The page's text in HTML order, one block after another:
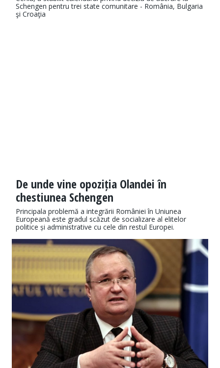
Schengen pentru trei state comunitare - România, Bulgaria
şi Croaţia
De unde vine opoziția Olandei în
chestiunea Schengen
Principala problemă a integrării României în Uniunea
Europeană este gradul scăzut de socializare al elitelor
politice și administrative cu cele din restul Europei.